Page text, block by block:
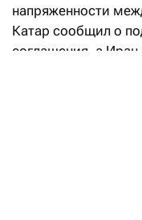
напряженности
Катар сообщил о
соглашения, а